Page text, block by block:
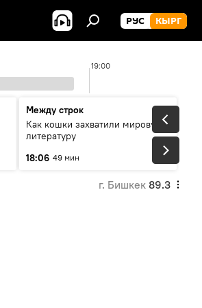
РУС КЫРГ
19:00
Между строк
Как кошки захватили мировую
литературу
18:06 49 мин
г. Бишкек 89.3